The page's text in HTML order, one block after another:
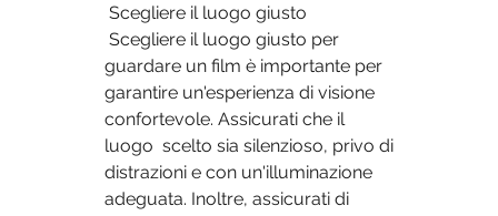
Scegliere il luogo giusto
guardare un film è importante per
garantire un'esperienza di visione
confortevole. Assicurati che il
luogo  scelto sia silenzioso, privo di
distrazioni e con un'illuminazione
adeguata. Inoltre, assicurati di